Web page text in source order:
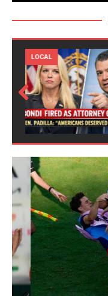
LOCAL
Prev
ious